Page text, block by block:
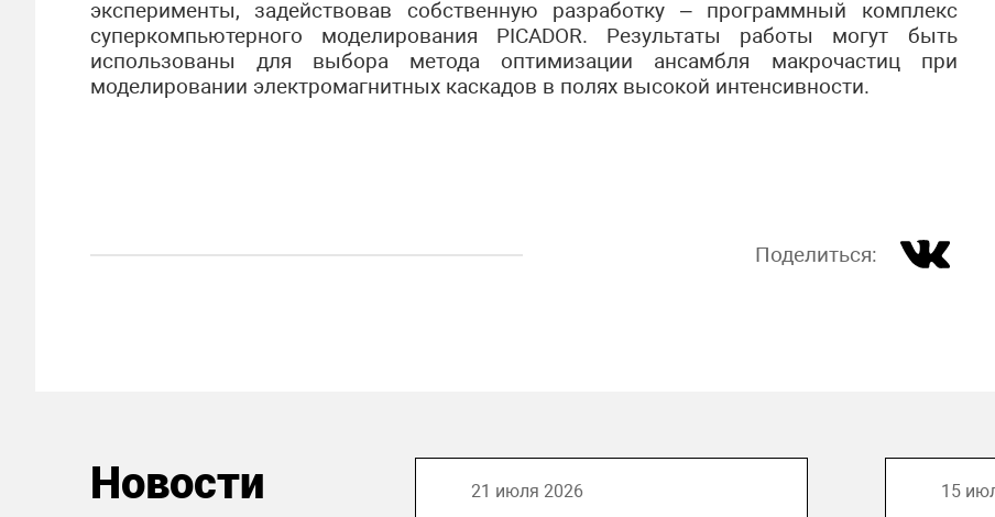
эксперименты, задействовав собственную разработку – программный комплекс
суперкомпьютерного моделирования PICADOR. Результаты работы могут быть
использованы для выбора метода оптимизации ансамбля макрочастиц при
моделировании электромагнитных каскадов в полях высокой интенсивности.
Поделиться:
Новости 21 июля 2026 15